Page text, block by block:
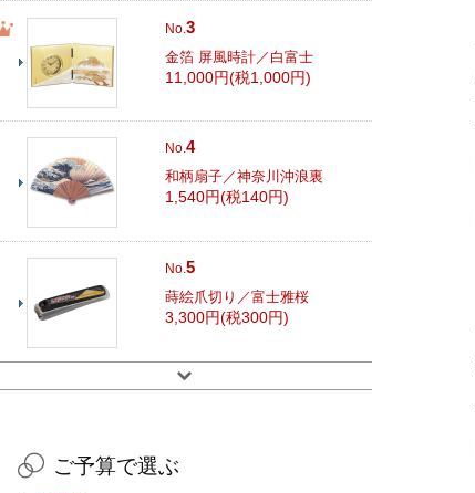
No.3
金箔 屏風時計／白富士
11,000円(税1,000円)
No.4
和柄扇子／神奈川沖浪裏
1,540円(税140円)
No.5
蒔絵爪切り／富士雅桜
3,300円(税300円)
ご予算で選ぶ